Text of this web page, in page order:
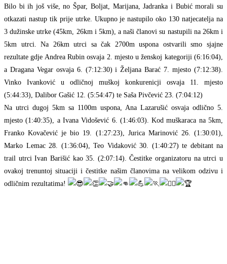
Bilo bi ih još više, no Špar, Boljat, Marijana, Jadranka i Bubić morali su
otkazati nastup tik prije utrke. Ukupno je nastupilo oko 130 natjecatelja na
3 dužinske utrke (45km, 26km i 5km), a naši članovi su nastupili na 26km i
5km utrci. Na 26km utrci sa čak 2700m uspona ostvarili smo sjajne
rezultate gdje Andrea Rubin osvaja 2. mjesto u ženskoj kategoriji (6:16:04),
a Dragana Vegar osvaja 6. (7:12:30) i Željana Barać 7. mjesto (7:12:38).
Vinko Ivanković u odličnoj muškoj konkurenicji osvaja 11. mjesto
(5:44:33), Dalibor Gašić 12. (5:54:47) te Saša Pivčević 23. (7:04:12)
Na utrci dugoj 5km sa 1100m uspona, Ana Lazarušić osvaja odlično 5.
mjesto (1:40:35), a Ivana Vidošević 6. (1:46:03). Kod muškaraca na 5km,
Franko Kovačević je bio 19. (1:27:23), Jurica Marinović 26. (1:30:01),
Marko Lemac 28. (1:36:04), Teo Vidaković 30. (1:40:27) te debitant na
trail utrci Ivan Barišić kao 35. (2:07:14). Čestitke organizatoru na utrci u
ovakoj trenuntoj situaciji i čestitke našim članovima na velikom odzivu i
odličnim rezultatima!